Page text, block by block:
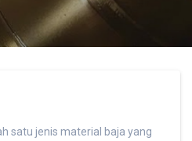
satu jenis material baja yang